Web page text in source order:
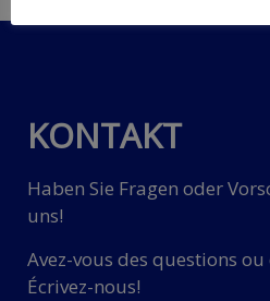
KONTAKT
Haben Sie Fragen oder
uns!
Avez-vous des questions ou
Écrivez-nous!